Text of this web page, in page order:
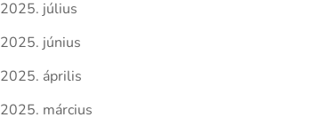
2025. július
2025. június
2025. április
2025. március